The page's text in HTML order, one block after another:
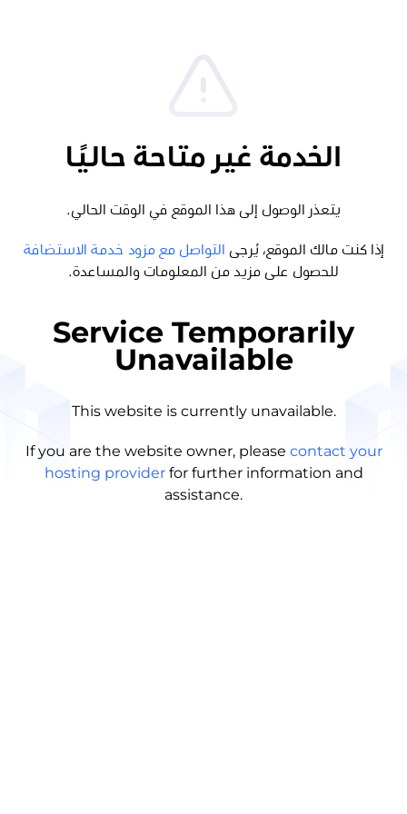
الخدمة غير متاحة حاليًا
يتعذر الوصول إلى هذا الموقع في الوقت الحالي.
إذا كنت مالك الموقع، يُرجى
التواصل مع مزود خدمة الاستضافة
للحصول على مزيد من المعلومات والمساعدة.
Service Temporarily
Unavailable
This website is currently unavailable.
If you are the website owner, please contact your
hosting provider for further information and
assistance.